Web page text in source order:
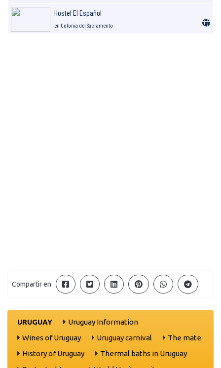
Hostel El Español
en Colonia del Sacramento
Compartir en
URUGUAY
Uruguay Information
Wines of Uruguay
Uruguay carnival
The mate
History of Uruguay
Thermal baths in Uruguay